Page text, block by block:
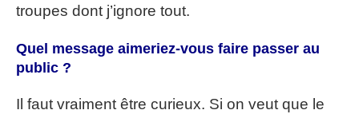
troupes dont j’ignore tout.
Quel message aimeriez-vous faire passer au
public ?
Il faut vraiment être curieux. Si on veut que le